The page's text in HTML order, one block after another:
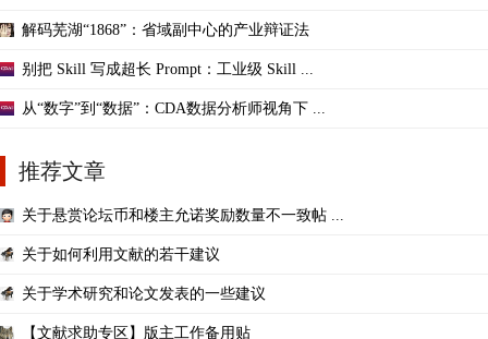
解码芜湖“1868”：省域副中心的产业辩证法
别把 Skill 写成超长 Prompt：工业级 Skill ...
从“数字”到“数据”：CDA数据分析师视角下 ...
推荐文章
关于悬赏论坛币和楼主允诺奖励数量不一致帖 ...
关于如何利用文献的若干建议
关于学术研究和论文发表的一些建议
【文献求助专区】版主工作备用贴